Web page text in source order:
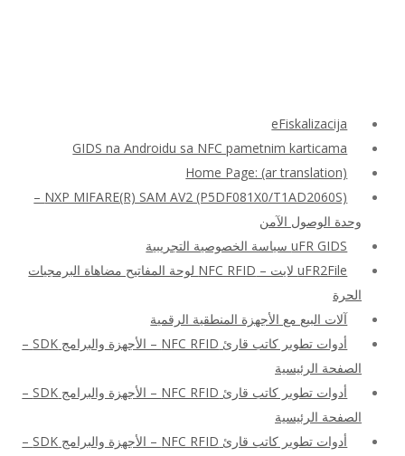
eFiskalizacija
GIDS na Androidu sa NFC pametnim karticama
Home Page: (ar translation)
NXP MIFARE(R) SAM AV2 (P5DF081X0/T1AD2060S) –
وحدة الوصول الآمن
uFR GIDS سياسة الخصوصية التجريبية
uFR2File لايت – NFC RFID لوحة المفاتيح مضاهاة البرمجيات
الحرة
آلات البيع مع الأجهزة المنطقية الرقمية
أدوات تطوير كاتب قارئ NFC RFID – الأجهزة والبرامج SDK –
الصفحة الرئيسية
أدوات تطوير كاتب قارئ NFC RFID – الأجهزة والبرامج SDK –
الصفحة الرئيسية
أدوات تطوير كاتب قارئ NFC RFID – الأجهزة والبرامج SDK –